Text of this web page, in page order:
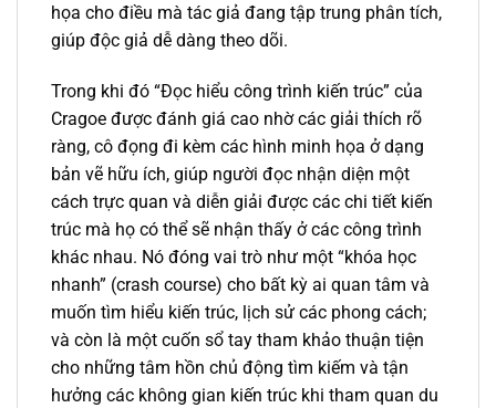
họa cho điều mà tác giả đang tập trung phân tích,
giúp độc giả dễ dàng theo dõi.
Trong khi đó “Đọc hiểu công trình kiến trúc” của
Cragoe được đánh giá cao nhờ các giải thích rõ
ràng, cô đọng đi kèm các hình minh họa ở dạng
bản vẽ hữu ích, giúp người đọc nhận diện một
cách trực quan và diễn giải được các chi tiết kiến
trúc mà họ có thể sẽ nhận thấy ở các công trình
khác nhau. Nó đóng vai trò như một “khóa học
nhanh” (crash course) cho bất kỳ ai quan tâm và
muốn tìm hiểu kiến trúc, lịch sử các phong cách;
và còn là một cuốn sổ tay tham khảo thuận tiện
cho những tâm hồn chủ động tìm kiếm và tận
hưởng các không gian kiến trúc khi tham quan du